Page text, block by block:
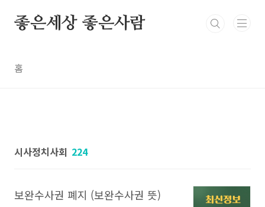
좋은세상 좋은사람
홈
시사정치사회 224
보완수사권 폐지 (보완수사권 뜻)